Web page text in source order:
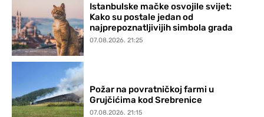
Istanbulske mačke osvojile svijet:
Kako su postale jedan od
najprepoznatljivijih simbola grada
07.08.2026. 21:25
Požar na povratničkoj farmi u
Grujčićima kod Srebrenice
07.08.2026. 21:15